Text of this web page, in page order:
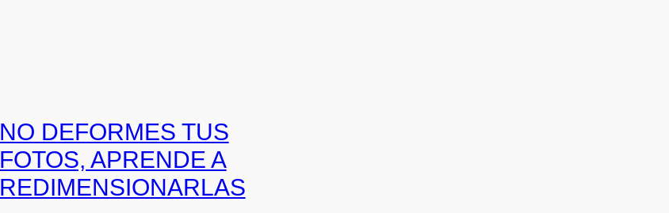
NO DEFORMES TUS
FOTOS, APRENDE A
REDIMENSIONARLAS